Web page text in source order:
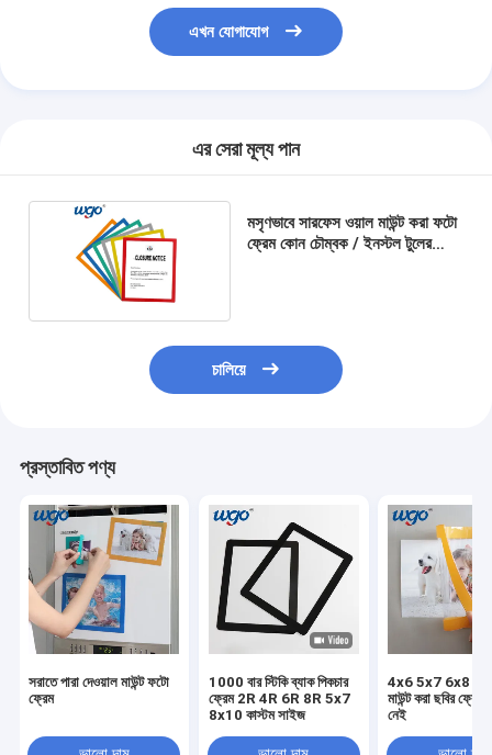
এখন যোগাযোগ
এর সেরা মূল্য পান
মসৃণভাবে সারফেস ওয়াল মাউন্ট করা ফটো
ফ্রেম কোন চৌম্বক / ইনস্টল টুলের
চালিয়ে
প্রস্তাবিত পণ্য
সরাতে পারা দেওয়াল মাউন্ট ফটো
ফ্রেম
1000 বার স্টিকি ব্যাক পিকচার
ফ্রেম 2R 4R 6R 8R 5x7
8x10 কাস্টম সাইজ
4x6 5x7 6x8
মাউন্ট করা ছবির ফ্রেম
নেই